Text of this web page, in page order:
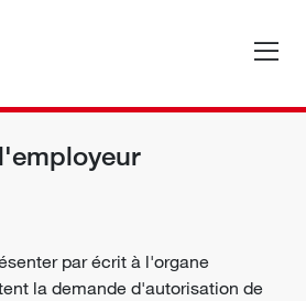
par écrit à l'organe
la demande d'autorisation de